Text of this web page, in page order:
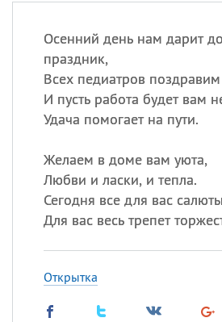
Осенний день нам дарит
праздник,
Всех педиатров
И пусть работа будет вам
Удача помогает на пути.
Желаем в доме вам уюта,
Любви и ласки, и тепла.
Сегодня все для вас
Для вас весь трепет
Открытка